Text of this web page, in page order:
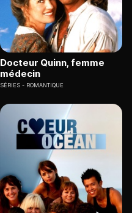
Docteur Quinn, femme
médecin
SÉRIES ROMANTIQUE